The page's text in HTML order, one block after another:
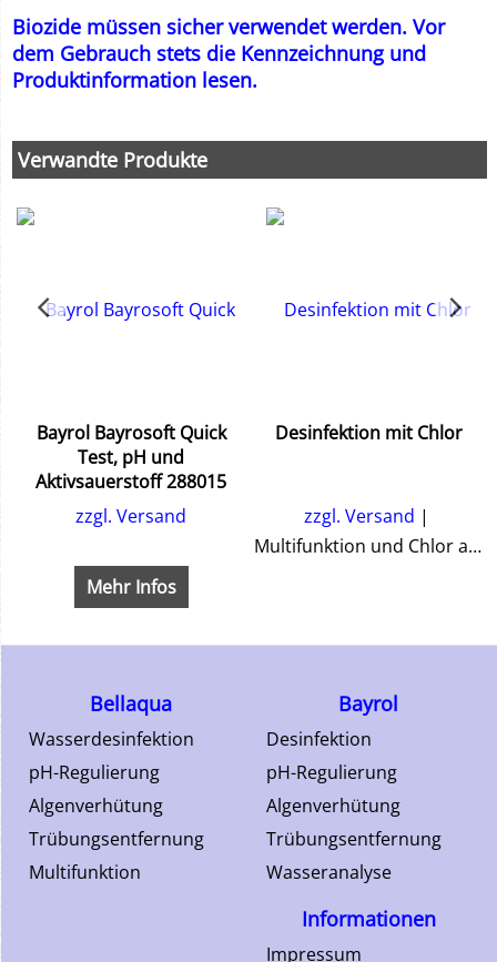
Biozide müssen sicher verwendet werden. Vor
dem Gebrauch stets die Kennzeichnung und
Produktinformation lesen.
Verwandte Produkte
Bayrol Bayrosoft Quick
Test, pH und
Aktivsauerstoff 288015
zzgl. Versand
Mehr Infos
Desinfektion mit Chlor
zzgl. Versand
Multifunktion und Chlor als Tabletten oder Granulat
Bayrol
Desinfektion
pH-Regulierung
Algenverhütung
Trübungsentfernung
Wasseranalyse
Bellaqua
Wasserdesinfektion
pH-Regulierung
Algenverhütung
Trübungsentfernung
Multifunktion
Informationen
Impressum